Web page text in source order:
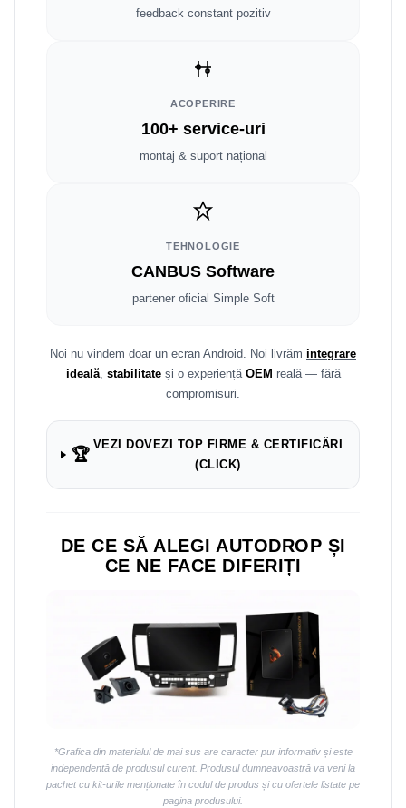
Daihatsu
Navigații auto universale
Navigații auto universale
Navigații universale 2DIN
Rame adaptoare auto
Rame adaptoare auto
Rame adaptoare Ford
Rame adaptoare M-Benz
Rame adaptoare Skoda
feedback constant pozitiv
ACOPERIRE
100+ service-uri
montaj & suport național
TEHNOLOGIE
CANBUS Software
partener oficial Simple Soft
Noi nu vindem doar un ecran Android. Noi livrăm integrare
ideală, stabilitateși o experiență OEM reală — fără
compromisuri.
🏆
VEZI DOVEZI TOP FIRME & CERTIFICĂRI
(CLICK)
DE CE SĂ ALEGI AUTODROP ȘI
CE NE FACE DIFERIȚI
*Grafica din materialul de mai sus are caracter pur informativ și este
independentă de produsul curent. Produsul dumneavoastră va veni la
pachet cu kit-urile menționate în codul de produs și cu ofertele listate pe
pagina produsului.